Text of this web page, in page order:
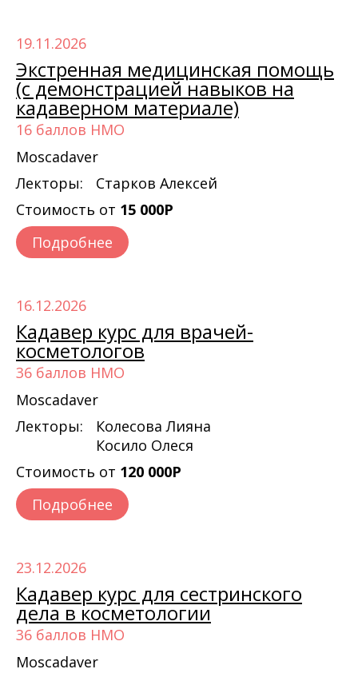
19.11.2026
Экстренная медицинская помощь
(с демонстрацией навыков на
кадаверном материале)
16 баллов НМО
Moscadaver
Лекторы:
Старков Алексей
Стоимость от 15 000Р
Подробнее
16.12.2026
Кадавер курс для врачей-
косметологов
36 баллов НМО
Moscadaver
Лекторы:
Колесова Лияна
Косило Олеся
Стоимость от 120 000Р
Подробнее
23.12.2026
Кадавер курс для сестринского
дела в косметологии
36 баллов НМО
Moscadaver